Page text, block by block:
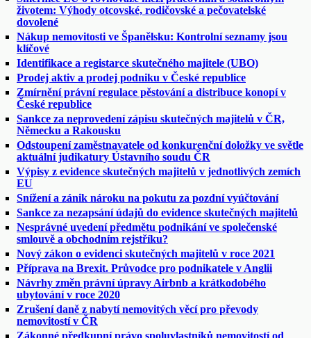
životem: Výhody otcovské, rodičovské a pečovatelské
dovolené
Nákup nemovitosti ve Španělsku: Kontrolní seznamy jsou
klíčové
Identifikace a registarce skutečného majitele (UBO)
Prodej aktiv a prodej podniku v České republice
Zmírnění právní regulace pěstování a distribuce konopí v
České republice
Sankce za neprovedení zápisu skutečných majitelů v ČR,
Německu a Rakousku
Odstoupení zaměstnavatele od konkurenční doložky ve světle
aktuální judikatury Ústavního soudu ČR
Výpisy z evidence skutečných majitelů v jednotlivých zemích
EU
Snížení a zánik nároku na pokutu za pozdní vyúčtování
Sankce za nezapsání údajů do evidence skutečných majitelů
Nesprávné uvedení předmětu podnikání ve společenské
smlouvě a obchodním rejstříku?
Nový zákon o evidenci skutečných majitelů v roce 2021
Příprava na Brexit. Průvodce pro podnikatele v Anglii
Návrhy změn právní úpravy Airbnb a krátkodobého
ubytování v roce 2020
Zrušení daně z nabytí nemovitých věcí pro převody
nemovitostí v ČR
Zákonné předkupní právo spoluvlastníků nemovitostí od